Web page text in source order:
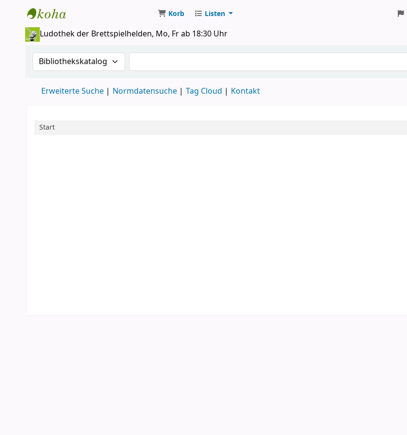
Koha
Korb Listen
Ludothek der Brettspielhelden, Mo, Fr ab 18:30 Uhr
Suche im Katalog nach:Suche im Katalog
Erweiterte Suche Normdatensuche Tag Cloud Kontakt
Start